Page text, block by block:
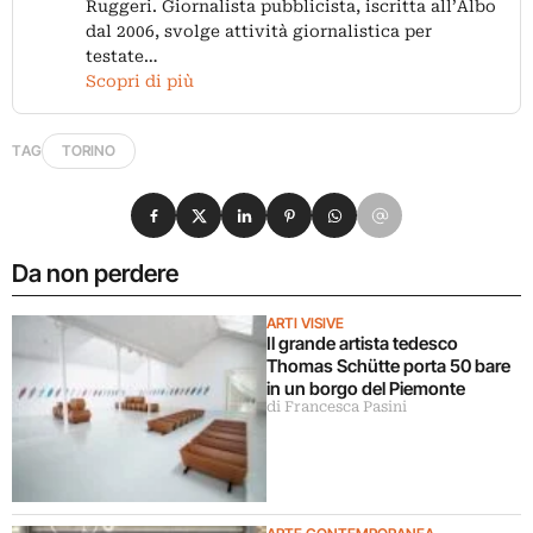
Ruggeri. Giornalista pubblicista, iscritta all’Albo
dal 2006, svolge attività giornalistica per
testate…
Scopri di più
TAG TORINO
Da non perdere
ARTI VISIVE
Il grande artista tedesco
Thomas Schütte porta 50 bare
in un borgo del Piemonte
di Francesca Pasini
Condividi su Facebook
Condividi su X
Condividi su LinkedIn
Condividi su Pinterest
Condividi su WhatsApp
Condividi su Email